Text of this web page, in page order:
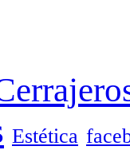
Estética